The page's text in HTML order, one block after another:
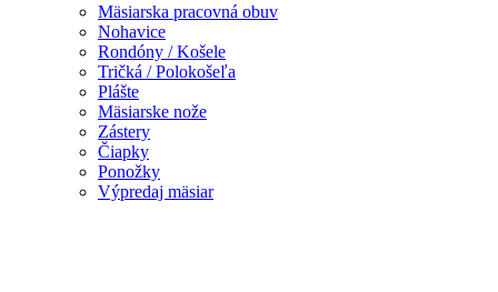
Mäsiarska pracovná obuv
Nohavice
Rondóny / Košele
Tričká / Polokošeľa
Plášte
Mäsiarske nože
Zástery
Čiapky
Ponožky
Výpredaj mäsiar